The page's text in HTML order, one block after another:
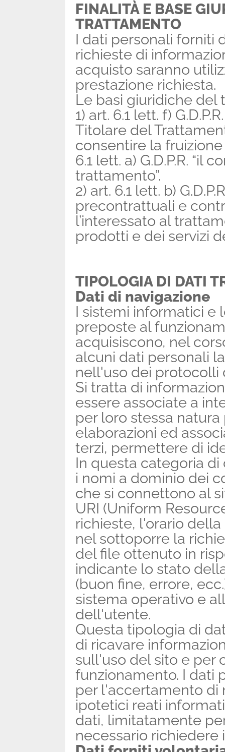
FINALITÀ E BASE
TRATTAMENTO
I dati personali forniti
richieste di
acquisto saranno
prestazione richiesta.
Le basi giuridiche del
1) art. 6.1 lett. f)
Titolare del
consentire la fruizione
6.1 lett. a) G.D.P.R. “il
trattamento”.
2) art. 6.1 lett. b)
precontrattuali e
l’interessato al
prodotti e dei servizi
TIPOLOGIA DI DATI
Dati di navigazione
I sistemi informatici e
preposte al
acquisiscono, nel
alcuni dati personali
nell'uso dei protocolli
Si tratta di
essere associate a
per loro stessa
elaborazioni ed
terzi, permettere di
In questa categoria di
i nomi a dominio dei
che si connettono al
URI (Uniform
richieste, l'orario
nel sottoporre la
del file ottenuto in
indicante lo stato
(buon fine, errore,
sistema operativo e
dell'utente.
Questa tipologia di
di ricavare
sull'uso del sito e per
funzionamento. I dati
per l'accertamento di
ipotetici reati
dati, limitatamente
necessario richiedere